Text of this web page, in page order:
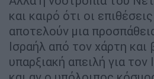
και καιρό ότι οι
αποτελούν μια
Ισραήλ από τον χάρτη και
υπαρξιακή απειλή για τον